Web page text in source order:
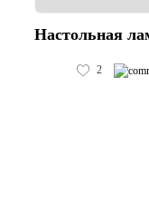
Настольная
2